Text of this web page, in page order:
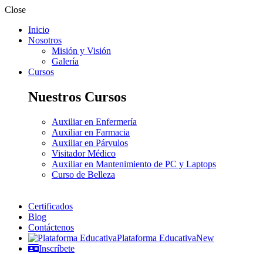
Close
Inicio
Nosotros
Misión y Visión
Galería
Cursos
Nuestros Cursos
Auxiliar en Enfermería
Auxiliar en Farmacia
Auxiliar en Párvulos
Visitador Médico
Auxiliar en Mantenimiento de PC y Laptops
Curso de Belleza
Certificados
Blog
Contáctenos
Plataforma EducativaNew
Inscríbete